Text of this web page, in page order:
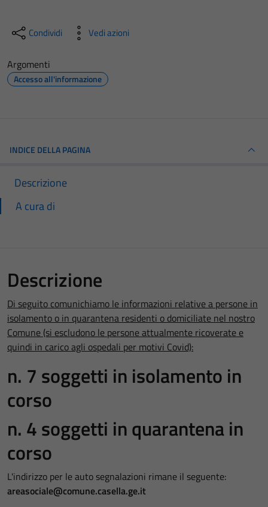
Condividi Vedi azioni
Argomenti
Accesso all'informazione
INDICE DELLA PAGINA
Descrizione
A cura di
Descrizione
Di seguito comunichiamo le informazioni relative a persone in
isolamento o in quarantena residenti o domiciliate nel nostro
Comune (si escludono le persone attualmente ricoverate e
quindi in carico agli ospedali per motivi Covid):
n. 7 soggetti in isolamento in
corso
n. 4 soggetti in quarantena in
corso
L'indirizzo per le auto segnalazioni rimane il seguente:
areasociale@comune.casella.ge.it